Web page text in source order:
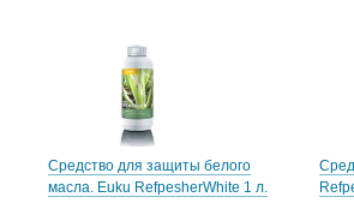
Средство для защиты белого
масла. Euku RefpesherWhite 1 л.